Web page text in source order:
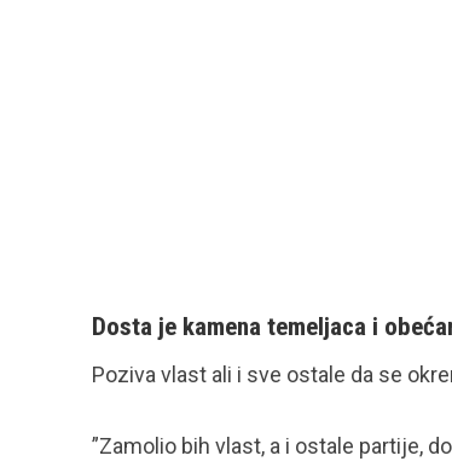
Dosta je kamena temeljaca i
Poziva vlast ali i sve ostale da se
”Zamolio bih vlast, a i ostale partije,